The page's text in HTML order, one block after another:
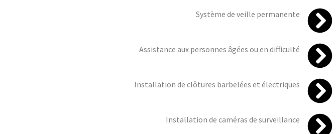
Système de veille permanente
Assistance aux personnes âgées ou en difficulté
Installation de clôtures barbelées et électriques
Installation de caméras de surveillance